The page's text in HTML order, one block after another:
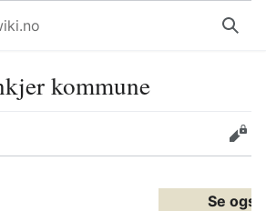
Søk
kommune
Rediger
Se også